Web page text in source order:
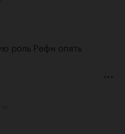
роль Рефн опять